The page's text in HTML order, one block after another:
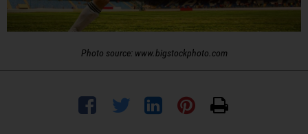
Photo source: www.bigstockphoto.com